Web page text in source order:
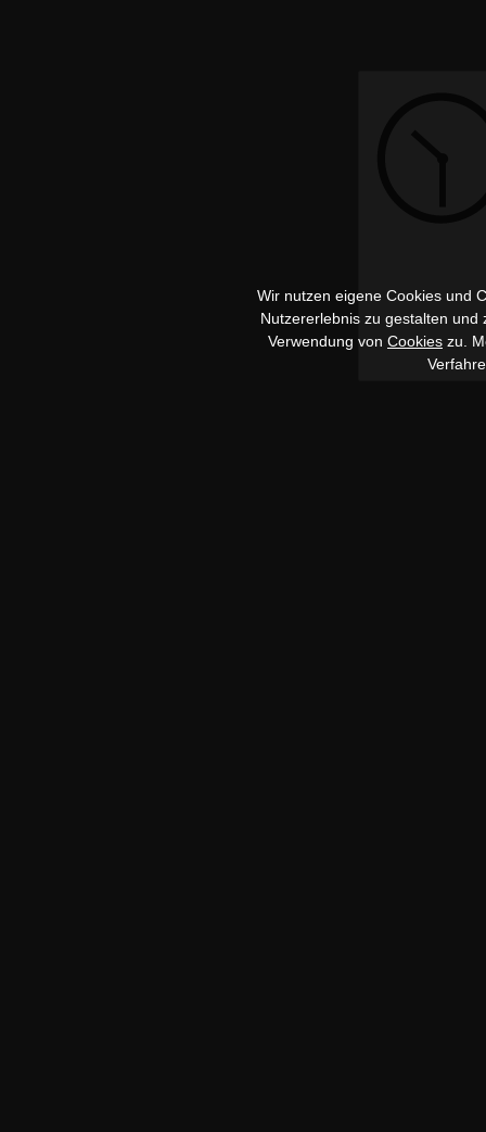
Wir nutzen eigene Cookies und
Nutzererlebnis zu gestalten
Verwendung von Cookies zu.